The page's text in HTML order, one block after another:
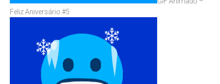
Feliz Aniversário #5